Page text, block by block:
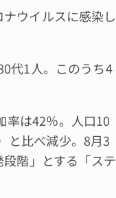
ウイルスに感染し
代1人。このうち4
率は42％。人口10
と比べ減少。8月3
階」とする「ステ